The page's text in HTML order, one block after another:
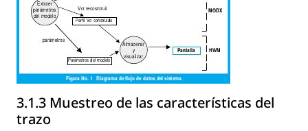
3.1.3 Muestreo de las características del
trazo